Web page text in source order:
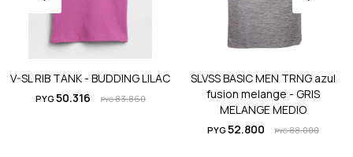
V-SL RIB TANK - BUDDING LILAC
PYG50.316 PYG83.860
SLVSS BASIC MEN TRNG azul
fusion melange - GRIS
MELANGE MEDIO
PYG52.800 PYG88.000